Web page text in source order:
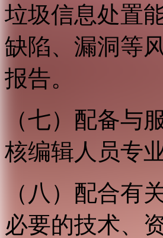
垃圾信息处置
缺陷、漏洞等
报告。
（七）配备与
核编辑人员专
（八）配合有
必要的技术、